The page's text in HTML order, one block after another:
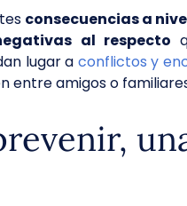
consecuencias a
al respecto
lugar a conflictos y
entre amigos o